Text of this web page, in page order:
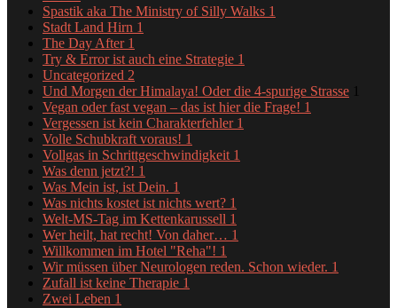
Spastik aka The Ministry of Silly Walks 1
Stadt Land Hirn 1
The Day After 1
Try & Error ist auch eine Strategie 1
Uncategorized 2
Und Morgen der Himalaya! Oder die 4-spurige Strasse 1
Vegan oder fast vegan – das ist hier die Frage! 1
Vergessen ist kein Charakterfehler 1
Volle Schubkraft voraus! 1
Vollgas in Schrittgeschwindigkeit 1
Was denn jetzt?! 1
Was Mein ist, ist Dein. 1
Was nichts kostet ist nichts wert? 1
Welt-MS-Tag im Kettenkarussell 1
Wer heilt, hat recht! Von daher… 1
Willkommen im Hotel "Reha"! 1
Wir müssen über Neurologen reden. Schon wieder. 1
Zufall ist keine Therapie 1
Zwei Leben 1